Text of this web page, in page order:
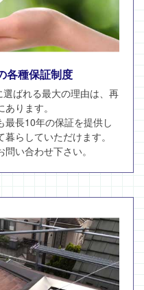
各種保証制度
ばれる最大の理由は、再
ります。
最長10年の保証を提供し
らしていただけます。
い合わせ下さい。